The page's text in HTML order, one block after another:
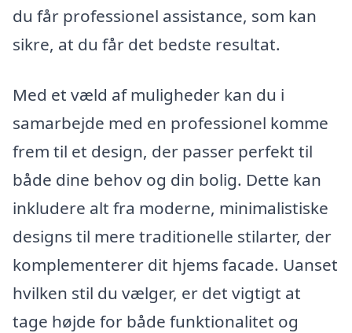
du får professionel assistance, som kan
sikre, at du får det bedste resultat.
Med et væld af muligheder kan du i
samarbejde med en professionel komme
frem til et design, der passer perfekt til
både dine behov og din bolig. Dette kan
inkludere alt fra moderne, minimalistiske
designs til mere traditionelle stilarter, der
komplementerer dit hjems facade. Uanset
hvilken stil du vælger, er det vigtigt at
tage højde for både funktionalitet og